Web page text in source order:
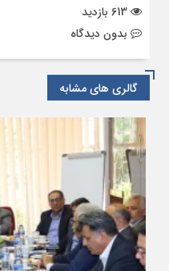
بدون دیدگاه
گالری های مشابه